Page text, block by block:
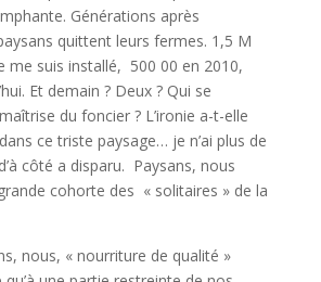
Générations après
quittent leurs fermes. 1,5 M
me suis installé, 500 00 en 2010,
Et demain ? Deux ? Qui se
du foncier ? L’ironie a-t-elle
ce triste paysage… je n’ai plus de
côté a disparu. Paysans, nous
cohorte des « solitaires » de la
nous, « nourriture de qualité »